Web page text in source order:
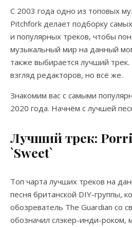
С 2003 года одно из топовых
Pitchfork делает подборку
и популярных треков, чтобы
музыкальный мир на данный
также выбирается лучший
взгляд редакторов, но всё же.
Знакомим вас с самыми
2020 года. Начнём с лучшей
Лучшийтрек:
`Sweet`
Топ чарта лучших треков на
песня британской DIY-группы,
обозреватель The Guardian со
обозначил слэкер-инди-роком,